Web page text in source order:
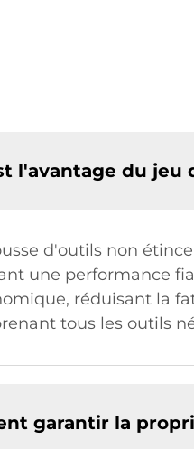
l'avantage du
d'outils non
une performance
réduisant la
tous les outils
garantir la